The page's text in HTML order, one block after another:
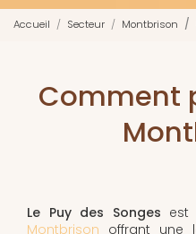
Accueil Secteur Montbrison
Comment
Le Puy des Songes est
Montbrison offrant une